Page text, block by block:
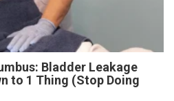
Bladder Leakage
to 1 Thing (Stop Doing